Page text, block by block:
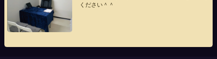
ください＾＾